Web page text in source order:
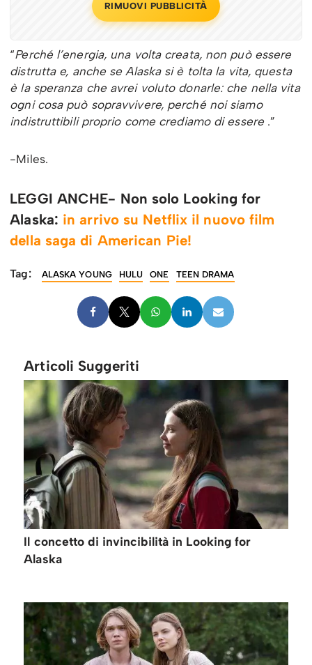
RIMUOVI PUBBLICITÀ
“Perché l’energia, una volta creata, non può essere
distrutta e, anche se Alaska si è tolta la vita, questa
è la speranza che avrei voluto donarle: che nella vita
ogni cosa può sopravvivere, perché noi siamo
indistruttibili proprio come crediamo di essere .”
-Miles.
LEGGI ANCHE- Non solo Looking for
Alaska: in arrivo su Netflix il nuovo film
della saga di American Pie!
Tag: ALASKA YOUNG HULU ONE TEEN DRAMA
Articoli Suggeriti
Il concetto di invincibilità in Looking for
Alaska